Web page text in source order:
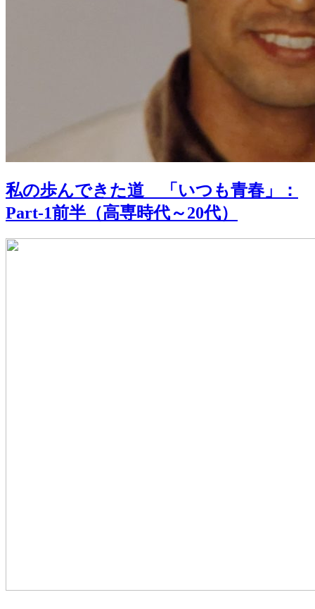
私の歩んできた道 「いつも青春」：
Part-1前半（高専時代～20代）